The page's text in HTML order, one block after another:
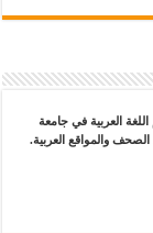
العربية في جامعة
والمواقع العربية.